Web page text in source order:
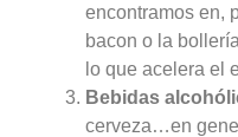
encontramos en,
bacon o la
lo que acelera el
Bebidas
cerveza…en